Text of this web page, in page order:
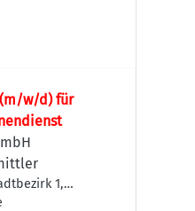
w/d) für
1,